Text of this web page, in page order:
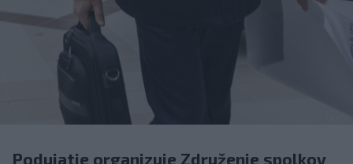
Podujatie organizuje Združenie spolkov